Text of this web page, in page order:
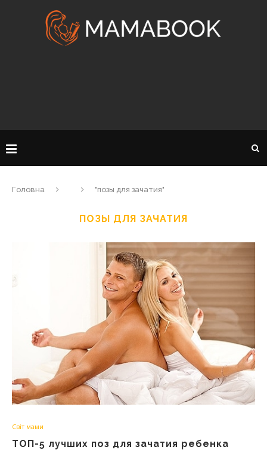
Головна "позы для зачатия"
ПОЗЫ ДЛЯ ЗАЧАТИЯ
Світ мами
ТОП-5 лучших поз для зачатия ребенка